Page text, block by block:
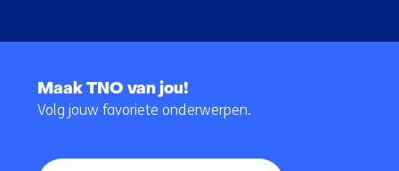
navigatie
Maak TNO van jou!
Volg jouw favoriete onderwerpen.